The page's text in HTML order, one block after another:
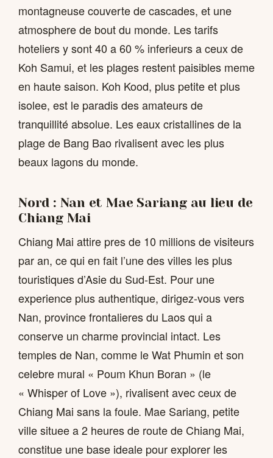
montagneuse couverte de cascades, et une
atmosphere de bout du monde. Les tarifs
hoteliers y sont 40 a 60 % inferieurs a ceux de
Koh Samui, et les plages restent paisibles meme
en haute saison. Koh Kood, plus petite et plus
isolee, est le paradis des amateurs de
tranquillité absolue. Les eaux cristallines de la
plage de Bang Bao rivalisent avec les plus
beaux lagons du monde.
Nord : Nan et Mae Sariang au lieu de
Chiang Mai
Chiang Mai attire pres de 10 millions de visiteurs
par an, ce qui en fait l’une des villes les plus
touristiques d’Asie du Sud-Est. Pour une
experience plus authentique, dirigez-vous vers
Nan, province frontalieres du Laos qui a
conserve un charme provincial intact. Les
temples de Nan, comme le Wat Phumin et son
celebre mural « Poum Khun Boran » (le
« Whisper of Love »), rivalisent avec ceux de
Chiang Mai sans la foule. Mae Sariang, petite
ville situee a 2 heures de route de Chiang Mai,
constitue une base ideale pour explorer les